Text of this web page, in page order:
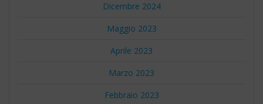
Dicembre 2024
Maggio 2023
Aprile 2023
Marzo 2023
Febbraio 2023